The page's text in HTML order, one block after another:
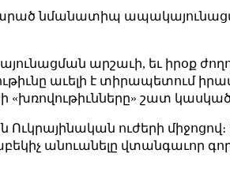
նմանատիպ
արշաւի, եւ իրօք
աւելի է տիրապետում
«խռովութիւնները» շատ
Ուկրայինական ուժերի
անուանելը վտանգաւոր